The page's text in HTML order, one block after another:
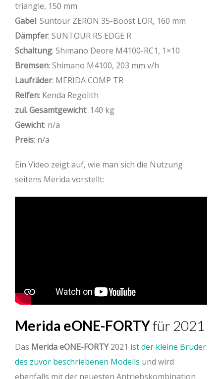
triangle, 150 mm
Gabel: Suntour ZERON 35-Boost LOR, 160 mm
Dämpfer: SUNTOUR RS EDGE R
Schaltung: Shimano Deore M4100-RC1, 1×10
Bremsen: Shimano M4100, 203 mm v/h
Laufräder: MERIDA COMP TR
Reifen: Kenda Regolith
zul. Gesamtgewicht: 140 kg
Gewicht: n/a
Preis: n/a
Ein Video zeigt auf, wie man sich die Nutzung
seitens Merida vorstellt:
Merida eONE-FORTYfür 2021
Das Merida eONE-FORTY2021 ist der kleine Bruder
des zuvor beschriebenen Modells und wird
ebenfalls mit der neuesten Antriebskombination